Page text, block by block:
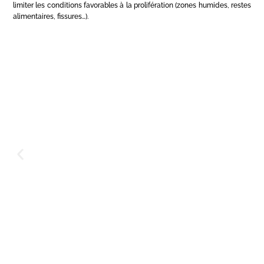
limiter les conditions favorables à la prolifération (zones humides, restes
alimentaires, fissures…).